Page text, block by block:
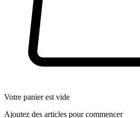
Votre panier est vide
Ajoutez des articles pour commencer